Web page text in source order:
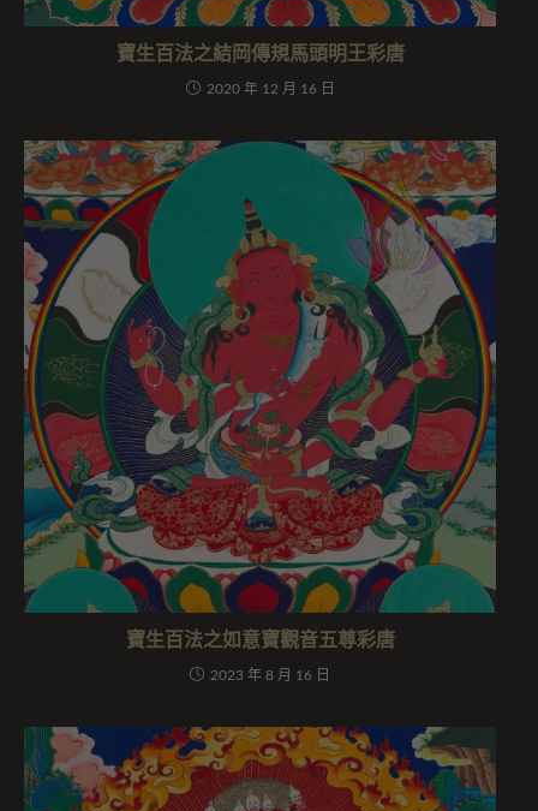
寶生百法之結岡傳規馬頭明王彩唐
2020 年 12 月 16 日
寶生百法之如意寶觀音五尊彩唐
2023 年 8 月 16 日